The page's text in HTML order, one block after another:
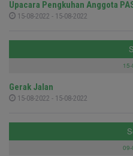
Upacara Pengkuhan Anggota
15-08-2022 - 15-08-2022
Gerak Jalan
15-08-2022 - 15-08-2022